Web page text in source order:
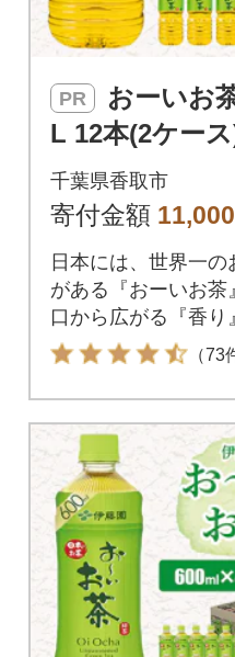
PR
L 12本(2ケー
園
千葉県香取市
寄付金額 11,000
日本には、世界一
がある『おーいお茶
口から広がる『香り
良い『後味』
（73